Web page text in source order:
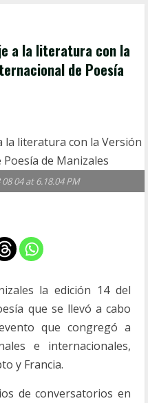
a la literatura con la
de Poesía
04 at 6.18.04 PM
la edición 14 del
que se llevó a cabo
que congregó a
e internacionales,
y Francia.
de conversatorios en